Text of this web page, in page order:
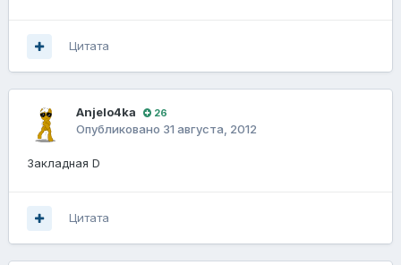
Цитата
Anjelo4ka 26
Опубликовано 31 августа, 2012
Закладная D
Цитата